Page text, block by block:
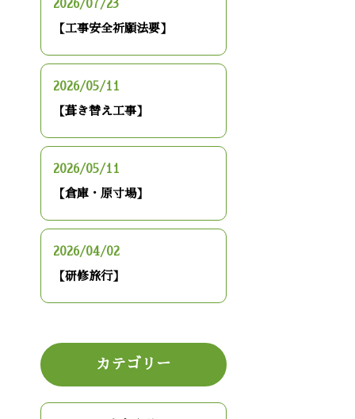
2026/07/23
【工事安全祈願法要】
2026/05/11
【葺き替え工事】
2026/05/11
【倉庫・原寸場】
2026/04/02
【研修旅行】
カテゴリー